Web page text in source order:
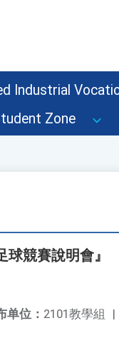
Industrial
Zone
競賽說明會』
单位： 2101教學組 |